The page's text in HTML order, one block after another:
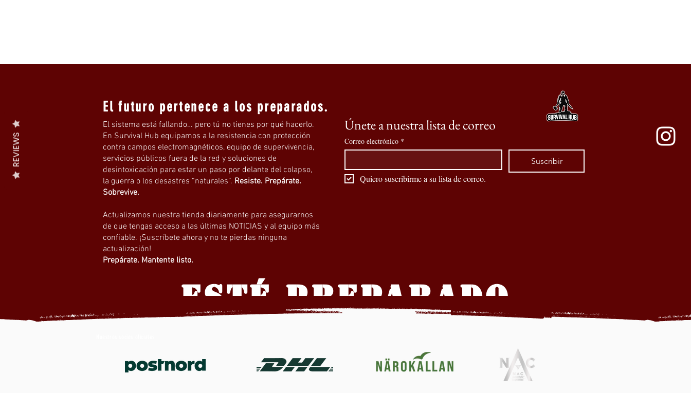
El futuro pertenece a los preparados.
El sistema está fallando… pero tú no tienes por qué hacerlo.
En Survival Hub equipamos a la resistencia con protección
contra campos electromagnéticos, equipo de supervivencia,
servicios públicos fuera de la red y soluciones de
desintoxicación para estar un paso por delante del colapso,
la guerra o los desastres “naturales”. Resiste. Prepárate.
Sobrevive.
Actualizamos nuestra tienda diariamente para asegurarnos
de que tengas acceso a las últimas NOTICIAS y al equipo más
confiable. ¡Suscríbete ahora y no te pierdas ninguna
actualización!
Prepárate. Mantente listo.
Únete a nuestra lista de correo
Correo electrónico *
Suscribir
Quiero suscribirme a su lista de correo.
ESTÉ PREPARADO
REVIEWS